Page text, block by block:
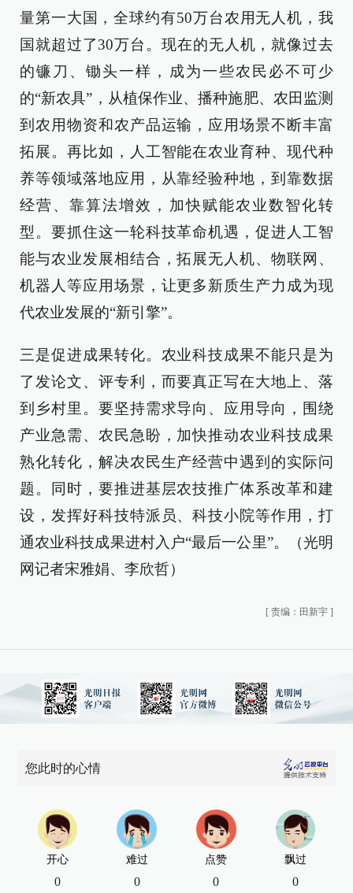
量第一大国，全球约有50万台农用无人机，我
国就超过了30万台。现在的无人机，就像过去
的镰刀、锄头一样，成为一些农民必不可少
的“新农具”，从植保作业、播种施肥、农田监测
到农用物资和农产品运输，应用场景不断丰富
拓展。再比如，人工智能在农业育种、现代种
养等领域落地应用，从靠经验种地，到靠数据
经营、靠算法增效，加快赋能农业数智化转
型。要抓住这一轮科技革命机遇，促进人工智
能与农业发展相结合，拓展无人机、物联网、
机器人等应用场景，让更多新质生产力成为现
代农业发展的“新引擎”。
三是促进成果转化。农业科技成果不能只是为
了发论文、评专利，而要真正写在大地上、落
到乡村里。要坚持需求导向、应用导向，围绕
产业急需、农民急盼，加快推动农业科技成果
熟化转化，解决农民生产经营中遇到的实际问
题。同时，要推进基层农技推广体系改革和建
设，发挥好科技特派员、科技小院等作用，打
通农业科技成果进村入户“最后一公里”。（光明
网记者宋雅娟、李欣哲）
[ 责编：田新宇 ]
您此时的心情
开心
0
难过
0
点赞
0
飘过
0